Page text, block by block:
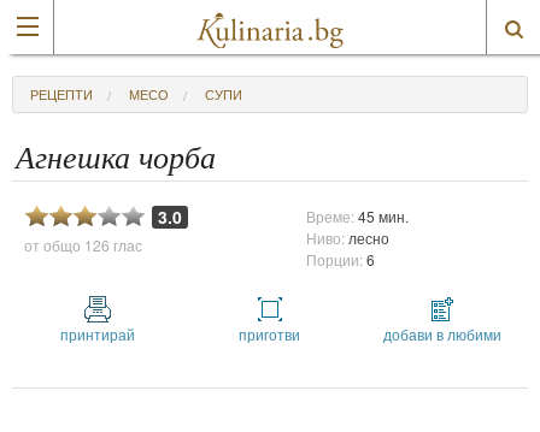
РЕЦЕПТИ МЕСО СУПИ
Агнешка чорба
3.0
от общо 126 глас
Време:45 мин.
Ниво: лесно
Порции:6
принтирай приготви добави в любими